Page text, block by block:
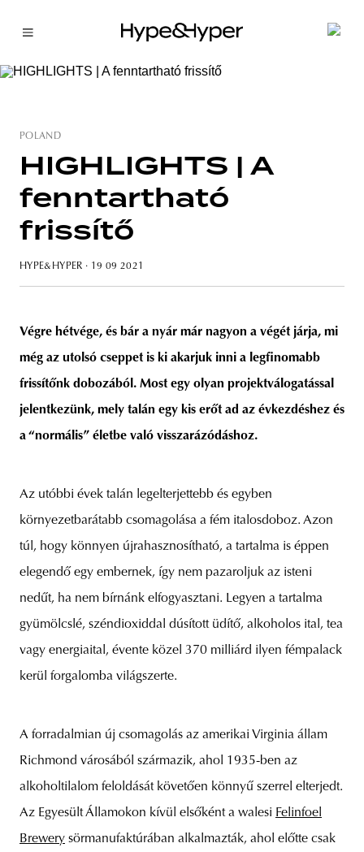
POLAND
HIGHLIGHTS | A
fenntartható
frissítő
HYPE&HYPER · 19 09 2021
Végre hétvége, és bár a nyár már nagyon a végét járja, mi
még az utolsó cseppet is ki akarjuk inni a legfinomabb
frissítőnk dobozából. Most egy olyan projektválogatással
jelentkezünk, mely talán egy kis erőt ad az évkezdéshez és
a “normális” életbe való visszarázódáshoz.
Az utóbbi évek talán legelterjettebb és egyben
környezetbarátabb csomagolása a fém italosdoboz. Azon
túl, hogy könnyen újrahasznosítható, a tartalma is éppen
elegendő egy embernek, így nem pazaroljuk az isteni
nedűt, ha nem bírnánk elfogyasztani. Legyen a tartalma
gyümölcslé, széndioxiddal dúsított üdítő, alkoholos ital, tea
vagy energiaital, évente közel 370 milliárd ilyen fémpalack
kerül forgalomba világszerte.
A forradalmian új csomagolás az amerikai Virginia állam
Richmond városából származik, ahol 1935-ben az
alkoholtilalom feloldását követően könnyű szerrel elterjedt.
Az Egyesült Államokon kívül elsőként a walesi Felinfoel
Brewery sörmanufaktúrában alkalmazták, ahol előtte csak